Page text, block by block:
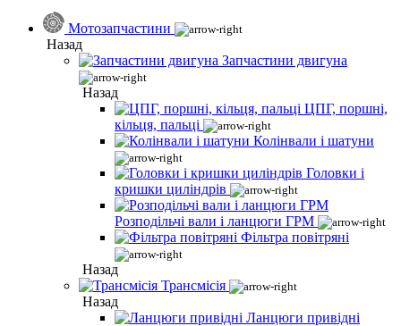
Мотозапчастини
Назад
Запчастини двигуна
Назад
ЦПГ, поршні,
кільця, пальці
Колінвали і шатуни
Головки і
кришки циліндрів
Розподільчі вали і ланцюги ГРМ
Фільтра повітряні
Назад
Трансмісія
Назад
Ланцюги привідні